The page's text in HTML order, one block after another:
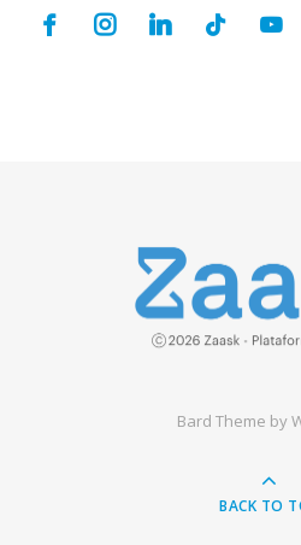
facebookinstagramlinkedintiktok
Bard Theme by
BACK TO